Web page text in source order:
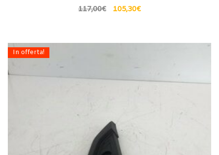
117,00€ 105,30€
In offerta!